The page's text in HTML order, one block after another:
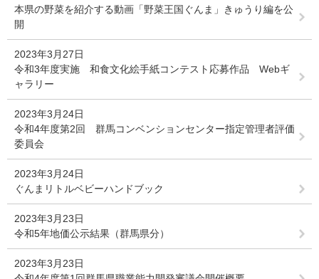
本県の野菜を紹介する動画「野菜王国ぐんま」きゅうり編を公
開
2023年3月27日
令和3年度実施 和食文化絵手紙コンテスト応募作品 Webギ
ャラリー
2023年3月24日
令和4年度第2回 群馬コンベンションセンター指定管理者評価
委員会
2023年3月24日
ぐんまリトルベビーハンドブック
2023年3月23日
令和5年地価公示結果（群馬県分）
2023年3月23日